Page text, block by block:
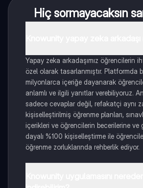
Hiç sormayacaksın
Yapay zeka arkadaşımız öğrencilerin
özel olarak tasarlanmıştır. Platformda
milyonlarca içeriğe dayanarak
anlamlı ve ilgili yanıtlar verebiliyoruz.
sadece cevaplar değil, refakatçi aynı
kişiselleştirilmiş öğrenme planları,
içerikleri ve öğrencilerin becerilerine ve
dayalı %100 kişiselleştirme ile
öğrenme zorluklarında rehberlik ediyor.